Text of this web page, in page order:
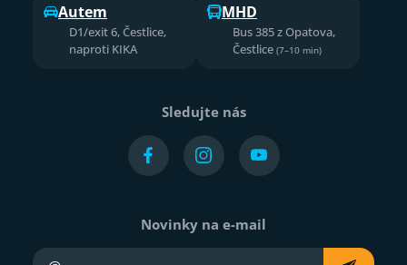
Autem
D1/exit 6, Čestlice,
naproti KIKA
MHD
Bus 385 z Opatova,
Čestlice (7–10 min)
Sledujte nás
Novinky na e-mail